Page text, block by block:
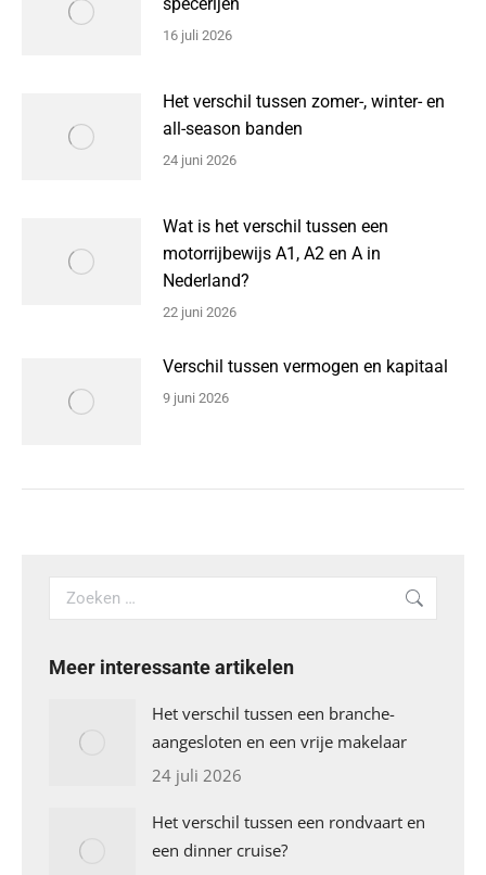
16 juli 2026
Het verschil tussen zomer-, winter- en
all-season banden
24 juni 2026
Wat is het verschil tussen een
motorrijbewijs A1, A2 en A in
Nederland?
22 juni 2026
Verschil tussen vermogen en kapitaal
9 juni 2026
Search:
Meer interessante artikelen
Het verschil tussen een branche-
aangesloten en een vrije makelaar
24 juli 2026
Het verschil tussen een rondvaart en
een dinner cruise?